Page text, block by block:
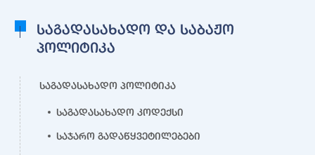
საგადასახადო და საბაჟო
პოლიტიკა
საგადასახადო პოლიტიკა
საგადასახადო კოდექსი
საჯარო გადაწყვეტილებები